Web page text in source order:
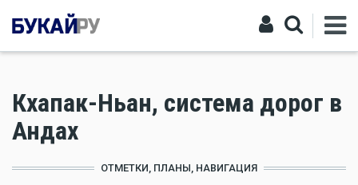
Кхапак-Ньан, система дорог в
Андах
ОТМЕТКИ, ПЛАНЫ, НАВИГАЦИЯ